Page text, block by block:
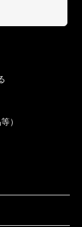
）